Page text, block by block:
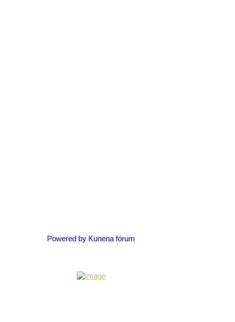
Powered by Kunena fórum